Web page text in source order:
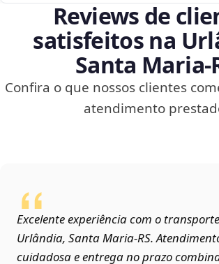
Reviews de
satisfeitos na
Santa
Confira o que nossos clientes
atendimento
Excelente experiência com o
Urlândia, Santa Maria‑RS.
cuidadosa e entrega no prazo